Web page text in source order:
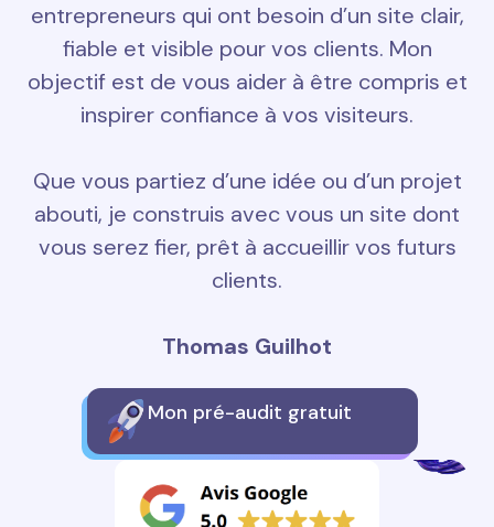
entrepreneurs qui ont besoin d’un site clair,
fiable et visible pour vos clients. Mon
objectif est de vous aider à être compris et
inspirer confiance à vos visiteurs.
Que vous partiez d’une idée ou d’un projet
abouti, je construis avec vous un site dont
vous serez fier, prêt à accueillir vos futurs
clients.
Thomas Guilhot
Mon pré-audit gratuit